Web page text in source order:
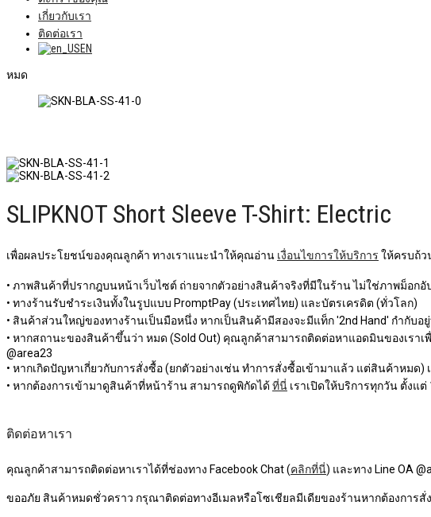
เกี่ยวกับเรา
ติดต่อเรา
EN
หมด
SLIPKNOT Short Sleeve T-Shirt: Electric
เพื่อผลประโยชน์ของคุณลูกค้า ทางเราแนะนำให้คุณอ่าน เงื่อนไขการให้บริการ ให้ครบถ้
• ภาพสินค้าที่ปรากฎบนหน้าเว็บไซต์ ถ่ายจากตัวอย่างสินค้าจริงที่มีในร้าน ไม่ใช่ภาพม็อกอั
• ทางร้านรับชำระเงินทั้งในรูปแบบ PromptPay (ประเทศไทย) และบัตรเครดิต (ทั่วโลก)
• สินค้าส่วนใหญ่ของทางร้านเป็นมือหนึ่ง หากเป็นสินค้ามีสองจะมีแท็ก '2nd Hand' กำกับอ
• หากสถานะของสินค้าขึ้นว่า หมด (Sold Out) คุณลูกค้าสามารถติดต่อหาแอดมินของเราเ
@area23
• หากเกิดปัญหาเกี่ยวกับการสั่งซื้อ (ยกตัวอย่างเช่น ทำการสั่งซื้อเข้ามาแล้ว แต่สินค้าหม
• หากต้องการเข้ามาดูสินค้าที่หน้าร้าน สามารถดูพิกัดได้ ที่นี่ เราเปิดให้บริการทุกวัน ตั้งแต่
ติดต่อหาเรา
คุณลูกค้าสามารถติดต่อหาเราได้ที่ช่องทาง Facebook Chat (คลิกที่นี่) และทาง Line OA
ขออภัย สินค้าหมดชั่วคราว กรุณาติดต่อทางอีเมลหรือโซเชียลมีเดียของร้านหากต้องการสั่